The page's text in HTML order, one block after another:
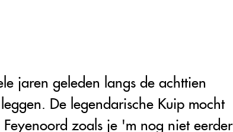
jaren geleden langs de achttien
De legendarische Kuip mocht
zoals je 'm nog niet eerder